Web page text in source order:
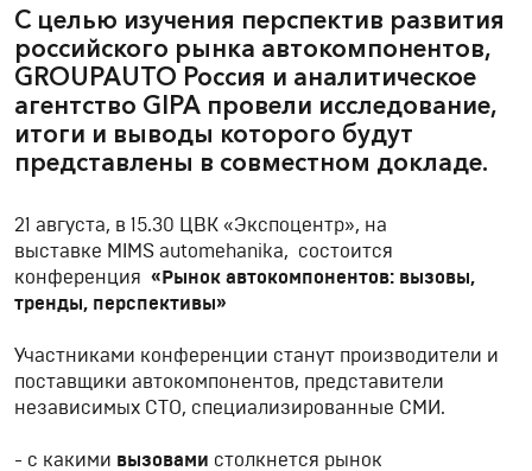
С целью изучения перспектив развития
российского рынка автокомпонентов,
GROUPAUTO Россия и аналитическое
агентство GIPA провели исследование,
итоги и выводы которого будут
представлены в совместном докладе.
21 августа, в 15.30 ЦВК «Экспоцентр», на
выставке MIMS automehanika, состоится
конференция «Рынок автокомпонентов: вызовы,
тренды, перспективы»
Участниками конференции станут производители и
поставщики автокомпонентов, представители
независимых СТО, специализированные СМИ.
- с какими вызовами столкнется рынок